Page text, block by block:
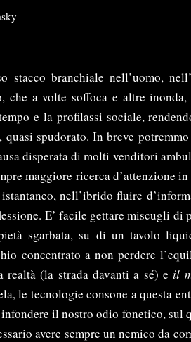
stacco branchiale nell’uomo,
che a volte soffoca e altre
e la profilassi sociale,
quasi spudorato. In breve
disperata di molti venditori
maggiore ricerca d’attenzione
nell’ibrido fluire
E’ facile gettare miscugli di
sgarbata, su di un tavolo
concentrato a non perdere
realtà (la strada davanti a sé) eil
le tecnologie consone a questa
il nostro odio fonetico, sul
avere sempre un nemico da